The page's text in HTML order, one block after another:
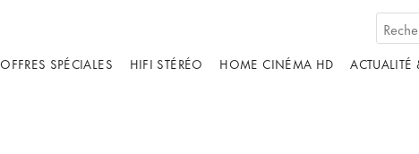
OFFRES SPÉCIALES HIFI STÉRÉO HOME CINÉMA HD